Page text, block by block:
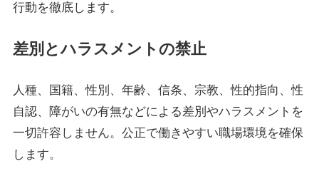
行動を徹底します。
差別とハラスメントの禁止
人種、国籍、性別、年齢、信条、宗教、性的指向、性
自認、障がいの有無などによる差別やハラスメントを
一切許容しません。公正で働きやすい職場環境を確保
します。